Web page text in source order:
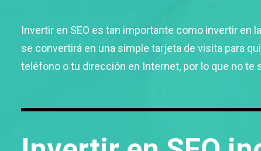
Invertir en SEO es tan importante como invertir en
se convertirá en una simple tarjeta de visita para
teléfono o tu dirección en Internet, por lo que no te